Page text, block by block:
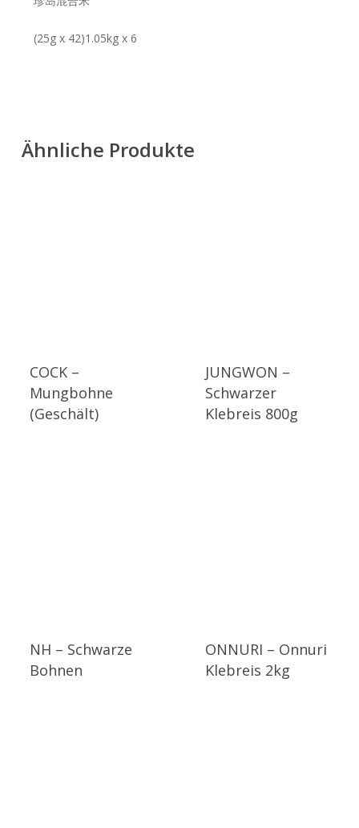
(25g x 42)1.05kg x 6
Ähnliche Produkte
COCK –
Mungbohne
(Geschält)
JUNGWON –
Schwarzer
Klebreis 800g
NH – Schwarze
Bohnen
ONNURI – Onnuri
Klebreis 2kg